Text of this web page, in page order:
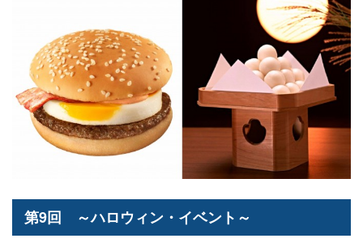
第9回 ～ハロウィン・イベント～